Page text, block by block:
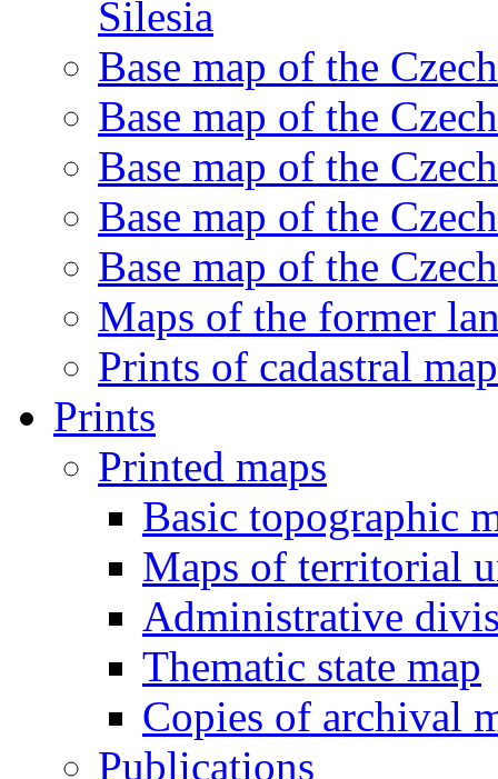
Silesia
Base map of the
Base map of the
Base map of the
Base map of the
Base map of the
Maps of the former
Prints of cadastral
Prints
Printed maps
Basic topographic
Maps of territorial
Administrative
Thematic state map
Copies of archival
Publications